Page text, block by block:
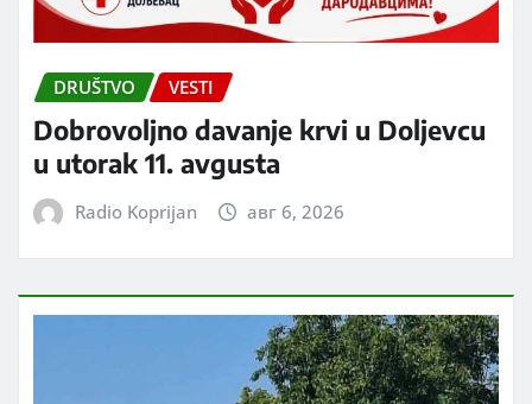
DRUŠTVO VESTI
Dobrovoljno davanje krvi u Doljevcu
u utorak 11. avgusta
Radio Koprijan авг 6, 2026